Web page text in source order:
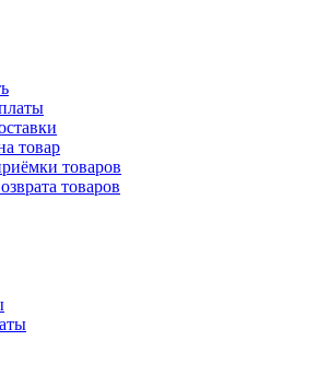
товар
товаров
товаров